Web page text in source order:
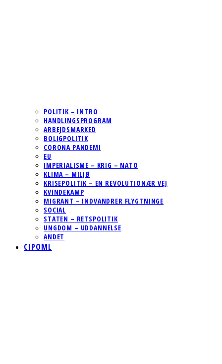
POLITIK – INTRO
HANDLINGSPROGRAM
ARBEJDSMARKED
BOLIGPOLITIK
CORONA PANDEMI
EU
IMPERIALISME – KRIG – NATO
KLIMA – MILJØ
KRISEPOLITIK – EN REVOLUTIONÆR VEJ
KVINDEKAMP
MIGRANT – INDVANDRER FLYGTNINGE
SOCIAL
STATEN – RETSPOLITIK
UNGDOM – UDDANNELSE
ANDET
CIPOML